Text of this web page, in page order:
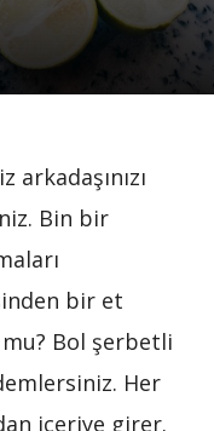
Bin bir
bir et
mu? Bol şerbetli
Her
içeriye girer.